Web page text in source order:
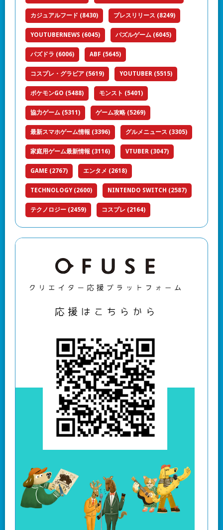
カジュアルフード (8430) プレスリリース (8249)
YOUTUBERNEWS (6045) パズルゲーム (6045)
パズドラ (6006) ABF (5645)
コスプレ・グラビア (5619) YOUTUBER (5515)
ポケモンGO (5488) モンスト (5401)
協力ゲーム (5311) ゲーム攻略 (5269)
最新スマホゲーム情報 (3396) グルメニュース (3305)
家庭用ゲーム最新情報 (3116) VTUBER (3047)
GAME (2767) エンタメ (2618)
TECHNOLOGY(2600) NINTENDO SWITCH (2587)
テクノロジー (2459) コスプレ (2164)